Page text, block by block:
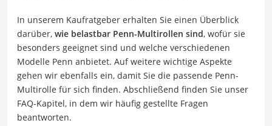
In unserem Kaufratgeber erhalten Sie einen Überblick
darüber, wie belastbar Penn-Multirollen sind, wofür sie
besonders geeignet sind und welche verschiedenen
Modelle Penn anbietet. Auf weitere wichtige Aspekte
gehen wir ebenfalls ein, damit Sie die passende Penn-
Multirolle für sich finden. Abschließend finden Sie unser
FAQ-Kapitel, in dem wir häufig gestellte Fragen
beantworten.